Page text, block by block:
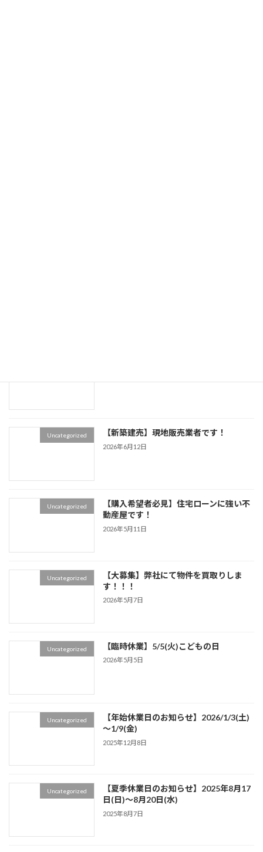
Uncategorized 【新築建売】現地販売業者です！
2026年6月12日
Uncategorized
【購入希望者必見】住宅ローンに強い不
動産屋です！
2026年5月11日
Uncategorized
【大募集】弊社にて物件を買取りしま
す！！！
2026年5月7日
Uncategorized 【臨時休業】5/5(火)こどもの日
2026年5月5日
Uncategorized
【年始休業日のお知らせ】2026/1/3(土)
～1/9(金)
2025年12月8日
Uncategorized
【夏季休業日のお知らせ】2025年8月17
日(日)～8月20日(水)
2025年8月7日